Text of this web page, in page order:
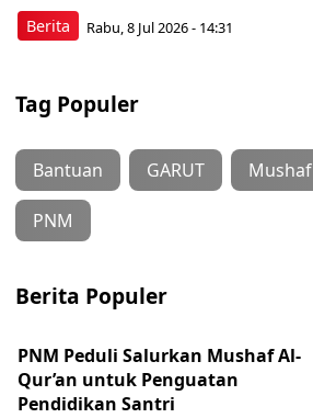
Berita Rabu, 8 Jul 2026 - 14:31
Tag Populer
Bantuan GARUT Mushaf
PNM
Berita Populer
PNM Peduli Salurkan Mushaf Al-
Qur’an untuk Penguatan
Pendidikan Santri